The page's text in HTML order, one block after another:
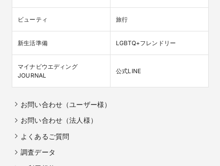
ビューティ 旅行
新生活準備 LGBTQ+フレンドリー
マイナビウエディング
JOURNAL
公式LINE
お問い合わせ（ユーザー様）
お問い合わせ（法人様）
よくあるご質問
調査データ